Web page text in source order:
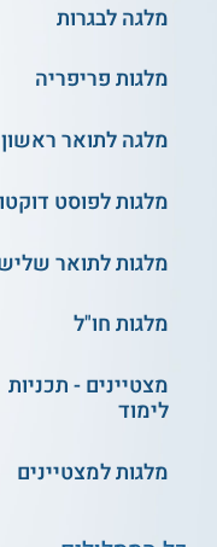
מלגה לבגרות
מלגות פריפריה
מלגה לתואר ראשון
מלגות לפוסט
מלגות לתואר
מלגות חו"ל
מצטיינים - תכניות
לימוד
מלגות למצטיינים